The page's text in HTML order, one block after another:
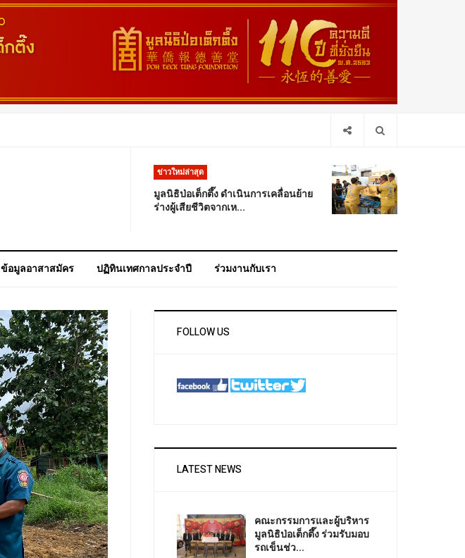
ข่าวใหม่ล่าสุด
มูลนิธิป่อเต็กตึ๊ง ดำเนินการเคลื่อนย้าย
ร่างผู้เสียชีวิตจากเห...
ข้อมูลอาสาสมัคร ปฏิทินเทศกาลประจำปี ร่วมงานกับเรา
FOLLOW US
LATEST NEWS
คณะกรรมการและผู้บริหาร
มูลนิธิป่อเต็กตึ๊ง ร่วมรับมอบ
รถเข็นช่ว...